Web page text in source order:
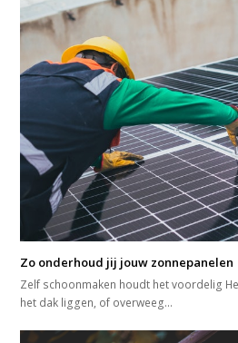
Zo onderhoud jij jouw zonnepanelen
Zelf schoonmaken houdt het voordelig
het dak liggen, of overweeg…